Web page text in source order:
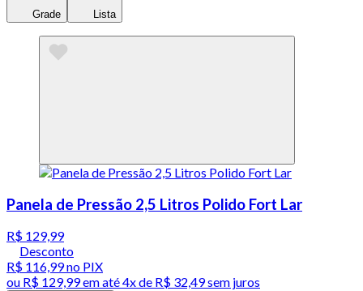
Grade Lista
Panela de Pressão 2,5 Litros Polido Fort Lar
R$ 129,99
Desconto
R$ 116,99no PIX
ou R$ 129,99em até4x de R$ 32,49 sem juros